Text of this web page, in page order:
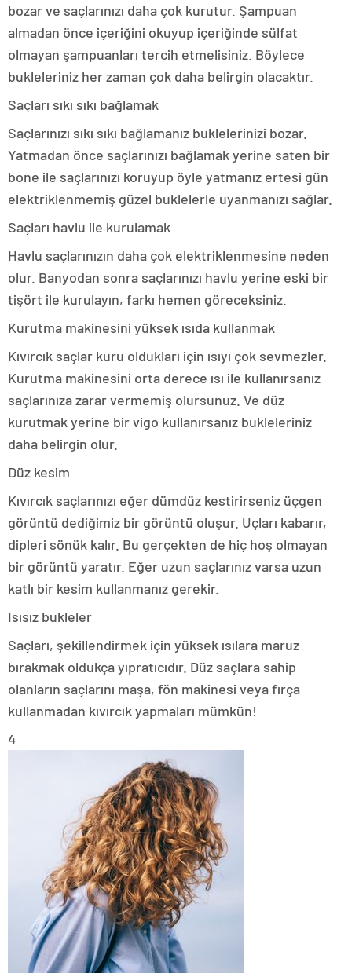
bozar ve saçlarınızı daha çok kurutur. Şampuan
almadan önce içeriğini okuyup içeriğinde sülfat
olmayan şampuanları tercih etmelisiniz. Böylece
bukleleriniz her zaman çok daha belirgin olacaktır.
Saçları sıkı sıkı bağlamak
Saçlarınızı sıkı sıkı bağlamanız buklelerinizi bozar.
Yatmadan önce saçlarınızı bağlamak yerine saten bir
bone ile saçlarınızı koruyup öyle yatmanız ertesi gün
elektriklenmemiş güzel buklelerle uyanmanızı sağlar.
Saçları havlu ile kurulamak
Havlu saçlarınızın daha çok elektriklenmesine neden
olur. Banyodan sonra saçlarınızı havlu yerine eski bir
tişört ile kurulayın, farkı hemen göreceksiniz.
Kurutma makinesini yüksek ısıda kullanmak
Kıvırcık saçlar kuru oldukları için ısıyı çok sevmezler.
Kurutma makinesini orta derece ısı ile kullanırsanız
saçlarınıza zarar vermemiş olursunuz. Ve düz
kurutmak yerine bir vigo kullanırsanız bukleleriniz
daha belirgin olur.
Düz kesim
Kıvırcık saçlarınızı eğer dümdüz kestirirseniz üçgen
görüntü dediğimiz bir görüntü oluşur. Uçları kabarır,
dipleri sönük kalır. Bu gerçekten de hiç hoş olmayan
bir görüntü yaratır. Eğer uzun saçlarınız varsa uzun
katlı bir kesim kullanmanız gerekir.
Isısız bukleler
Saçları, şekillendirmek için yüksek ısılara maruz
bırakmak oldukça yıpratıcıdır. Düz saçlara sahip
olanların saçlarını maşa, fön makinesi veya fırça
kullanmadan kıvırcık yapmaları mümkün!
4